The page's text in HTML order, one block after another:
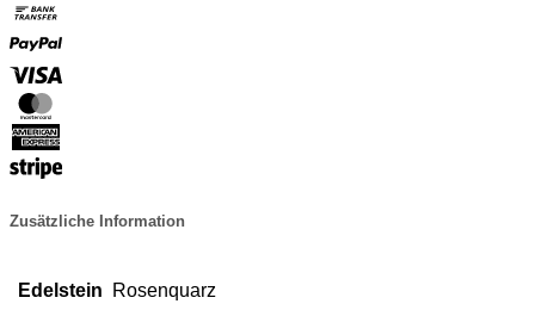
PayPal
Stripe
Zusätzliche Information
Edelstein Rosenquarz